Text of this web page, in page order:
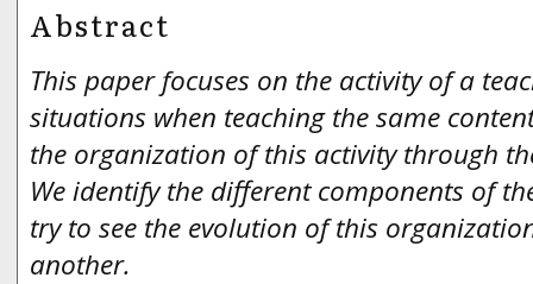
Abstract
This paper focuses on the activity of a
situations when teaching the same
the organization of this activity through
We identify the different components of
try to see the evolution of this
another.